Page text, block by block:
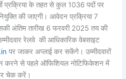
प्रक्रिया के तहत से कुल 1036 पदों पर
नियुक्ति की जाएगी। आवेदन प्रक्रिया 7
अंतिम तारीख 6 फरवरी 2025 तय की
रेलवे की आधिकारिक वेबसाइट
पर जाकर अप्लाई कर सकेंगे। उम्मीदवारों
करने से पहले ऑफिशियल नोटिफिकेशन में
चेक करें।